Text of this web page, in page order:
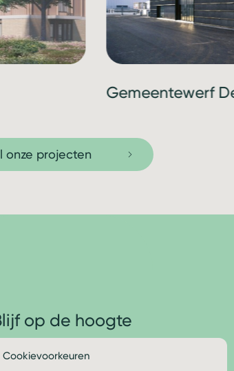
Cookievoorkeuren
Gemeentewerf
onze projecten
op de hoogte